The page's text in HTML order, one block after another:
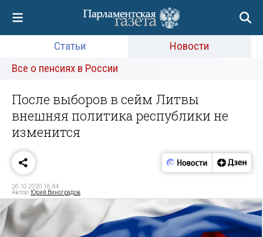
Статьи
Новости
Все о пенсиях в России
После выборов в сейм Литвы
внешняя политика республики не
изменится
26.10.2020 16:44
Автор: Юрий Виноградов